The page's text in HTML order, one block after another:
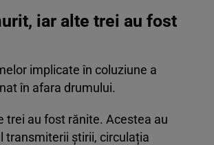
iar alte trei au fost
implicate în coluziune a
în afara drumului.
trei au fost rănite. Acestea au
transmiterii știrii, circulația